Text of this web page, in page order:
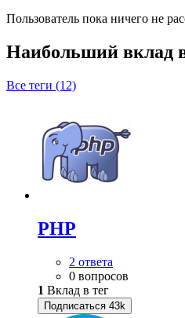
Пользователь пока ничего не
Наибольший вклад
Все теги (12)
PHP
2 ответа
0 вопросов
1 Вклад в тег
Подписаться 43k